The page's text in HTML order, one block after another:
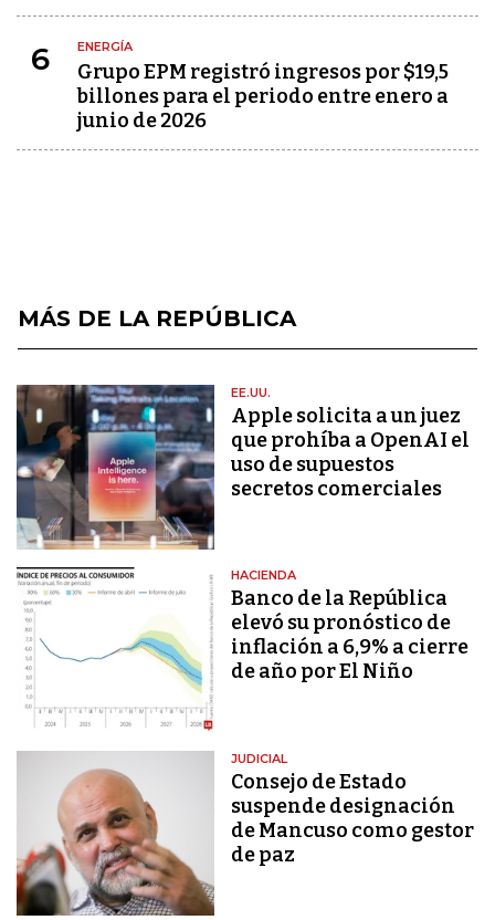
6 ENERGÍA
Grupo EPM registró ingresos por $19,5
billones para el periodo entre enero a
junio de 2026
MÁS DE LA REPÚBLICA
EE.UU.
Apple solicita a un juez
que prohíba a OpenAI el
uso de supuestos
secretos comerciales
HACIENDA
Banco de la República
elevó su pronóstico de
inflación a 6,9% a cierre
de año por El Niño
JUDICIAL
Consejo de Estado
suspende designación
de Mancuso como gestor
de paz